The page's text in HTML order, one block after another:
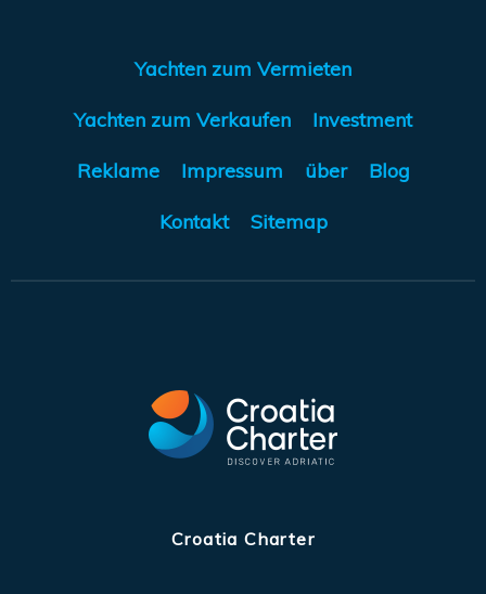
Yachten zum Vermieten
Yachten zum Verkaufen Investment
Reklame Impressum über Blog
Kontakt Sitemap
Croatia Charter